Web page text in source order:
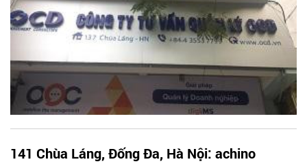
141 Chùa Láng, Đống Đa, Hà Nội: achino